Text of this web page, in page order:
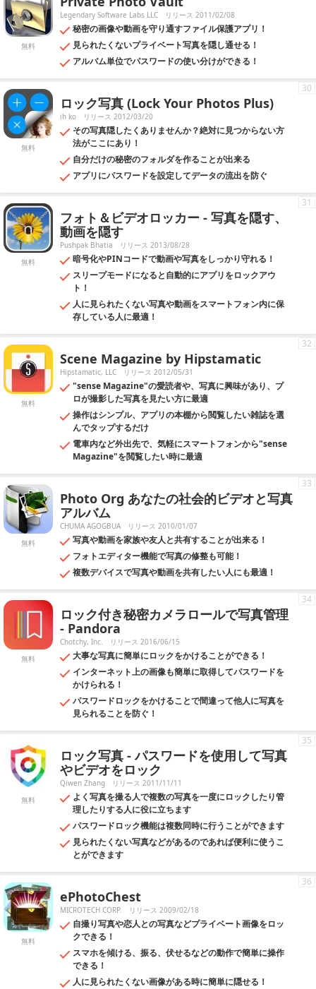
無料
Legendary Software Labs LLC リリース 2011/02/08
秘密の画像や動画を守り通すファイル保護アプリ！
見られたくないプライベート写真を隠し通せる！
アルバム単位でパスワードの使い分けができる！
無料
ロック写真 (Lock Your Photos Plus)
ih ko リリース 2012/03/20
その写真隠したくありませんか？絶対に見つからない方
法がここにあり！
自分だけの秘密のフォルダを作ることが出来る
アプリにパスワードを設定してデータの流出を防ぐ
30
無料
フォト＆ビデオロッカー - 写真を隠す、
動画を隠す
Pushpak Bhatia リリース 2013/08/28
暗号化やPINコードで動画や写真をしっかり守れる！
スリープモードになると自動的にアプリをロックアウ
ト！
人に見られたくない写真や動画をスマートフォン内に保
存している人に最適！
31
無料
Scene Magazine by Hipstamatic
Hipstamatic, LLC リリース 2012/05/31
"sense Magazine"の愛読者や、写真に興味があり、プ
ロが撮影した写真を見たい方に最適
操作はシンプル、アプリの本棚から閲覧したい雑誌を選
んでタップするだけ
電車内など外出先で、気軽にスマートフォンから"sense
Magazine"を閲覧したい時に最適
32
無料
Photo Org あなたの社会的ビデオと写真
アルバム
CHUMA AGOGBUA リリース 2010/01/07
写真や動画を家族や友人と共有することが出来る！
フォトエディター機能で写真の修整も可能！
複数デバイスで写真や動画を共有したい人にも最適！
33
無料
ロック付き秘密カメラロールで写真管理
- Pandora
Chotchy, Inc. リリース 2016/06/15
大事な写真に簡単にロックをかけることができる！
インターネット上の画像も簡単に取得してパスワードを
かけられる！
パスワードロックをかけることで間違って他人に写真を
見られることを防ぐ！
34
無料
ロック写真 - パスワードを使用して写真
やビデオをロック
Qiwen Zhang リリース 2011/11/11
よく写真を撮る人で複数の写真を一度にロックしたり管
理したりする人に役に立ちます
パスワードロック機能は複数同時に行うことができます
見られたくない写真などがあるのであれば便利に使うこ
とができます
35
無料
ePhotoChest
MICROTECH CORP. リリース 2009/02/18
自撮り写真や恋人との写真などプライベート画像をロッ
クできる！
スマホを傾ける、振る、伏せるなどの動作で簡単に操作
できる！
人に見られたくない画像がある時に簡単に隠せる！
36